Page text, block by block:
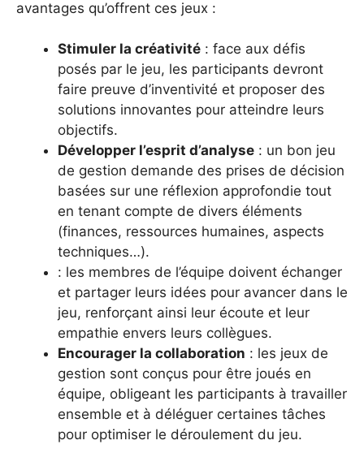
avantages qu’offrent ces jeux :
Stimuler la créativité : face aux défis
posés par le jeu, les participants devront
faire preuve d’inventivité et proposer des
solutions innovantes pour atteindre leurs
objectifs.
Développer l’esprit d’analyse : un bon jeu
de gestion demande des prises de décision
basées sur une réflexion approfondie tout
en tenant compte de divers éléments
(finances, ressources humaines, aspects
techniques…).
: les membres de l’équipe doivent échanger
et partager leurs idées pour avancer dans le
jeu, renforçant ainsi leur écoute et leur
empathie envers leurs collègues.
Encourager la collaboration : les jeux de
gestion sont conçus pour être joués en
équipe, obligeant les participants à travailler
ensemble et à déléguer certaines tâches
pour optimiser le déroulement du jeu.